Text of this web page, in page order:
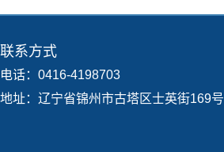
联系方式
电话：0416-4198703
地址：辽宁省锦州市古塔区士英街169号